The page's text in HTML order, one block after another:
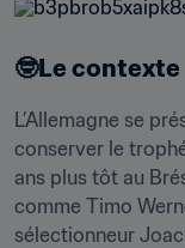
🤓Le contexte
L’Allemagne se
conserver le
ans plus tôt au
comme Timo
sélectionneur